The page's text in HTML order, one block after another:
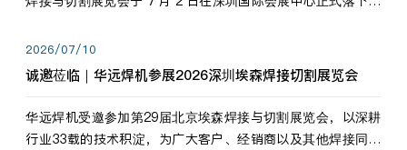
标准，持之以恒研发新产品、新技术。新老客户、行业伙伴、
海内外客户为目睹公司发布的新产…
2026/07/10
诚邀莅临｜华远焊机参展2026深圳埃森焊接切割展览会
华远焊机受邀参加第29届北京埃森焊接与切割展览会，以深耕
行业33载的技术积淀，为广大客户、经销商以及其他焊接同仁